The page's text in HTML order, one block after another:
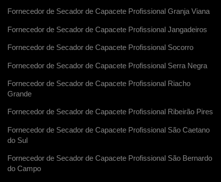
Fornecedor de Secador de Capacete Profissional Granja Viana
Fornecedor de Secador de Capacete Profissional Jangadeiros
Fornecedor de Secador de Capacete Profissional Socorro
Fornecedor de Secador de Capacete Profissional Serra Negra
Fornecedor de Secador de Capacete Profissional Riacho
Grande
Fornecedor de Secador de Capacete Profissional Ribeirão Pires
Fornecedor de Secador de Capacete Profissional São Caetano
do Sul
Fornecedor de Secador de Capacete Profissional São Bernardo
do Campo